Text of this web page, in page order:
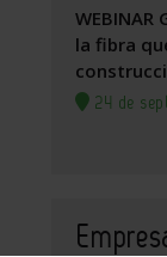
WEBINAR
la fibra
24 de